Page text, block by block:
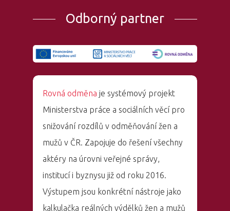
Odborný partner
Rovná odměna je systémový projekt
Ministerstva práce a sociálních věcí pro
snižování rozdílů v odměňování žen a
mužů v ČR. Zapojuje do řešení všechny
aktéry na úrovni veřejné správy,
institucí i byznysu již od roku 2016.
Výstupem jsou konkrétní nástroje jako
kalkulačka reálných výdělků žen a mužů